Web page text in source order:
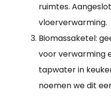
ruimtes.
vloerverwarming.
Biomassaketel:
voor verwarming
tapwater in
noemen we dit